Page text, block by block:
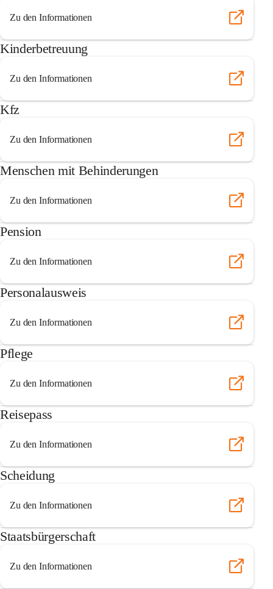
Zu den Informationen
Kinderbetreuung
Zu den Informationen
Kfz
Zu den Informationen
Menschen mit Behinderungen
Zu den Informationen
Pension
Zu den Informationen
Personalausweis
Zu den Informationen
Pflege
Zu den Informationen
Reisepass
Zu den Informationen
Scheidung
Zu den Informationen
Staatsbürgerschaft
Zu den Informationen